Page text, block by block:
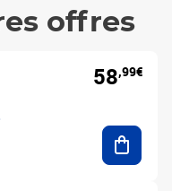
offres
58,99€